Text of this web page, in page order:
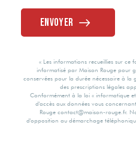
Envoyer
« Les informations recueillies sur ce
informatisé par Maison Rouge pour
conservées pour la durée nécessaire à
des prescriptions légales
Conformément à la loi « informatique
d'accès aux données vous
Rouge contact@maison-rouge.fr.
d'opposition au démarchage